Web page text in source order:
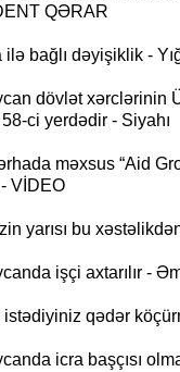
QƏRAR
bağlı dəyişiklik -
dövlət xərclərinin
ci yerdədir - Siyahı
məxsus “Aid
VİDEO
yarısı bu
işçi axtarılır -
qədər
icra başçısı